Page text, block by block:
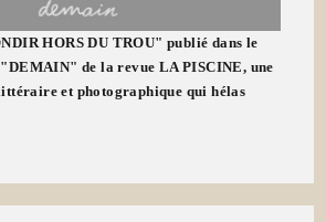
HORS DU TROU" publié dans le
de la revue LA PISCINE, une
et photographique qui hélas